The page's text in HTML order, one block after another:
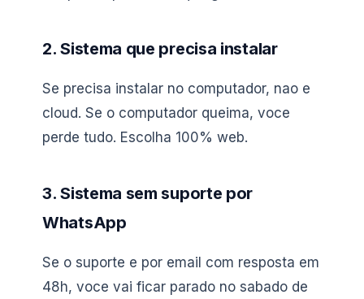
2. Sistema que precisa instalar
Se precisa instalar no computador, nao e
cloud. Se o computador queima, voce
perde tudo. Escolha 100% web.
3. Sistema sem suporte por
WhatsApp
Se o suporte e por email com resposta em
48h, voce vai ficar parado no sabado de